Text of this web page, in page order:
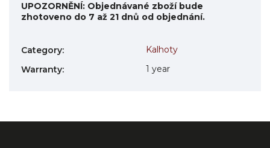
UPOZORNĚNÍ: Objednávané zboží bude
zhotoveno do 7 až 21 dnů od objednání.
Category:
Kalhoty
Warranty: 1 year